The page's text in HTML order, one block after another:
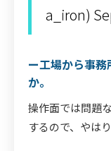
a_iron)
ー工場から事
か。
操作面では問題
するので、やは